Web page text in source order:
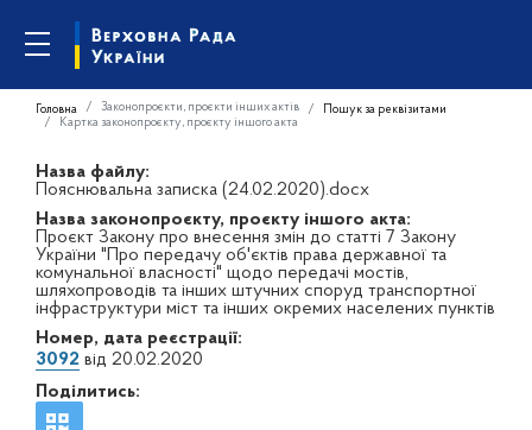
Головна Законопроєкти, проєкти інших актів
Пошук за реквізитами
Картка законопроєкту, проєкту іншого акта
Назва файлу:
Пояснювальна записка (24.02.2020).docx
Назва законопроєкту, проєкту іншого акта:
Проєкт Закону про внесення змін до статті 7 Закону
України "Про передачу об'єктів права державної та
комунальної власності" щодо передачі мостів,
шляхопроводів та інших штучних споруд транспортної
інфраструктури міст та інших окремих населених пунктів
Номер, дата реєстрації:
3092 від 20.02.2020
Поділитись: